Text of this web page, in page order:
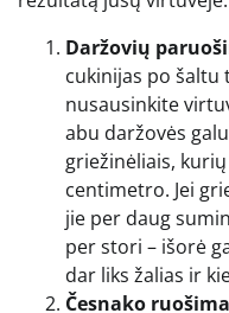
Daržovių
cukinijas po šaltu
nusausinkite
abu daržovės
griežinėliais,
centimetro. Jei
jie per daug
per stori – išorė
dar liks žalias ir
Česnako